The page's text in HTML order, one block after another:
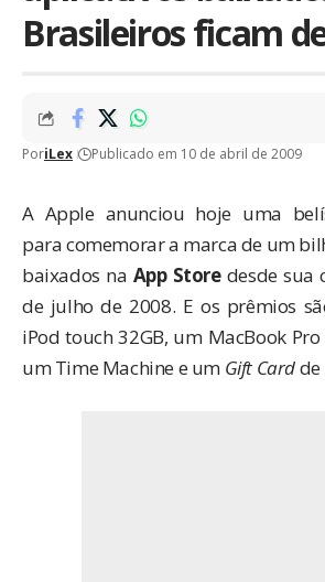
Brasileiros ficam
PoriLex Publicado em 10 de abril de 2009
A Apple anunciou hoje uma
para comemorar a marca de um
baixados na App Storedesde sua
de julho de 2008. E os prêmios
iPod touch 32GB, um MacBook
um Time Machine e um Gift Cardde